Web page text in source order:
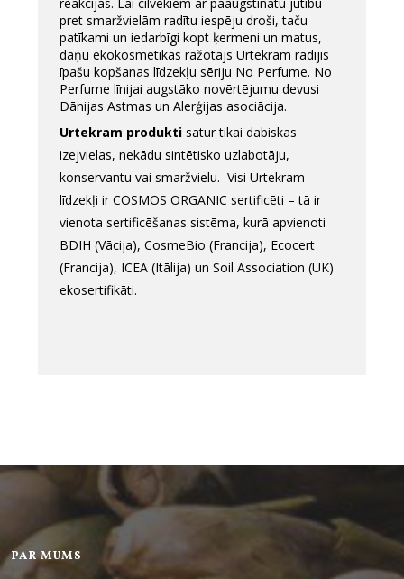
pret smaržvielām radītu iespēju droši, taču
patīkami un iedarbīgi kopt ķermeni un matus,
dāņu ekokosmētikas ražotājs Urtekram radījis
īpašu kopšanas līdzekļu sēriju No Perfume. No
Perfume līnijai augstāko novērtējumu devusi
Dānijas Astmas un Alerģijas asociācija.
Urtekram produkti satur tikai dabiskas
izejvielas, nekādu sintētisko uzlabotāju,
konservantu vai smaržvielu. Visi Urtekram
līdzekļi ir COSMOS ORGANIC sertificēti – tā ir
vienota sertificēšanas sistēma, kurā apvienoti
BDIH (Vācija), CosmeBio (Francija), Ecocert
(Francija), ICEA (Itālija) un Soil Association (UK)
ekosertifikāti.
PAR MUMS